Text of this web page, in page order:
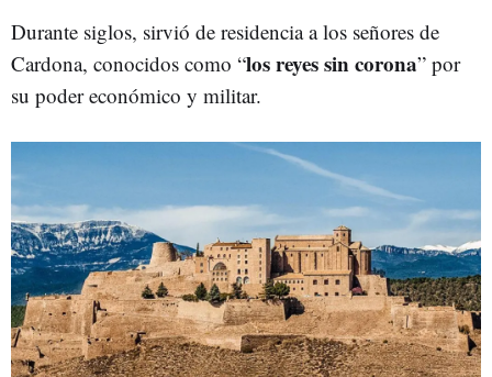
Durante siglos, sirvió de residencia a los señores de
Cardona, conocidos como “los reyes sin corona” por
su poder económico y militar.